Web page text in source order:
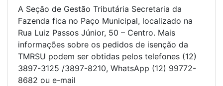
A Seção de Gestão Tributária Secretaria da
Fazenda fica no Paço Municipal, localizado na
Rua Luiz Passos Júnior, 50 – Centro. Mais
informações sobre os pedidos de isenção da
TMRSU podem ser obtidas pelos telefones (12)
3897-3125 /3897-8210, WhatsApp (12) 99772-
8682 ou e-mail